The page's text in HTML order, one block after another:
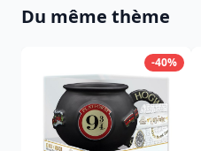
Du même thème
-40%